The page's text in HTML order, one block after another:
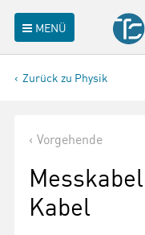
MENÜ
Zurück zu Physik
Vorgehende
Kabel